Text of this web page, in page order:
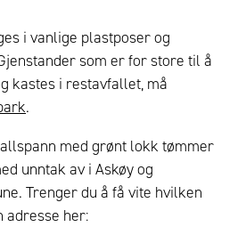
i vanlige plastposer og
som er for store til å
kastes i restavfallet, må
.
med grønt lokk tømmer
unntak av i Askøy og
Trenger du å få vite hvilken
adresse her: